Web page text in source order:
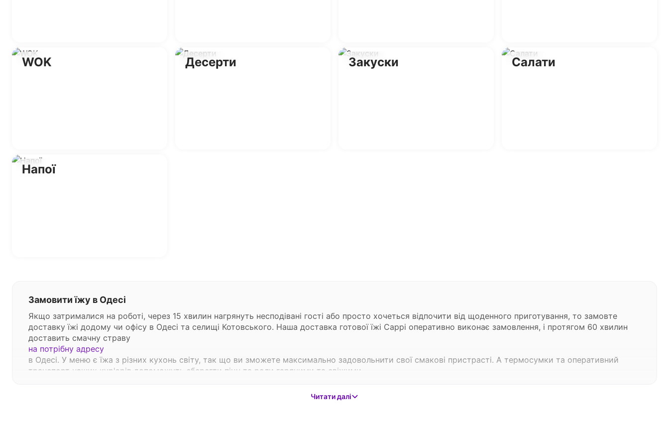
WOK Десерти Закуски Салати
Напої
Замовити їжу в Одесі
Якщо затрималися на роботі, через 15 хвилин нагрянуть несподівані гості або просто хочеться відпочити від щоденного приготування, то замовте
доставку їжі додому чи офісу в Одесі та селищі Котовського. Наша доставка готової їжі Cappi оперативно виконає замовлення, і протягом 60 хвилин
доставить смачну страву
на потрібну адресу
в Одесі. У меню є їжа з різних кухонь світу, так що ви зможете максимально задовольнити свої смакові пристрасті. А термосумки та оперативний
транспорт наших кур'єрів допоможуть зберегти піцу та роли гарячими та свіжими.
Наш сервіс доставки їжі додому пропонує найкращі умови для замовлення їжі на будь-який смак. Ознайомтеся з нашим асортиментом, виберіть
Читати далі